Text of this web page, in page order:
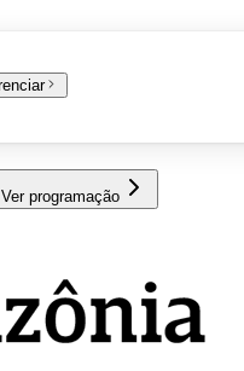
Ver programação